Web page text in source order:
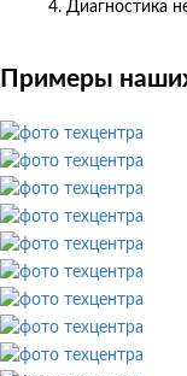
Диагностика
Примеры